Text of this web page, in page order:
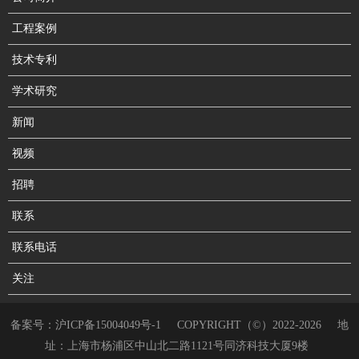
工程案例
技术专利
学术研究
新闻
视频
招聘
联系
联系电话
关注
备案号： 沪ICP备15004049号-1 COPYRIGHT（©）2022-2026
地
址：上海市杨浦区中山北二路1121号同济科技大厦9楼